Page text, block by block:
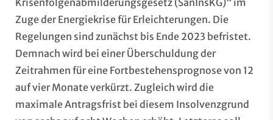
Krisenfolgenabmilderungsgesetz (SanInsKG)“ im
Zuge der Energiekrise für Erleichterungen. Die
Regelungen sind zunächst bis Ende 2023 befristet.
Demnach wird bei einer Überschuldung der
Zeitrahmen für eine Fortbestehensprognose von 12
auf vier Monate verkürzt. Zugleich wird die
maximale Antragsfrist bei diesem Insolvenzgrund